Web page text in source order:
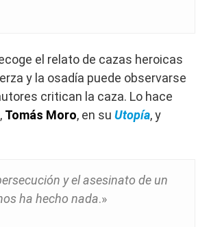
el relato de cazas heroicas
y la osadía puede observarse
critican la caza. Lo hace
, Tomás Moro, en su Utopía, y
y el asesinato de un
ha hecho nada.»